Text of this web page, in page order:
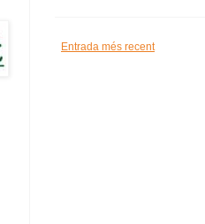
Entrada més recent